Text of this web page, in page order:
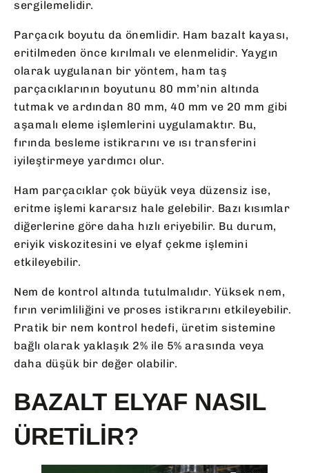
sergilemelidir.
Parçacık boyutu da önemlidir. Ham bazalt kayası,
eritilmeden önce kırılmalı ve elenmelidir. Yaygın
olarak uygulanan bir yöntem, ham taş
parçacıklarının boyutunu 80 mm’nin altında
tutmak ve ardından 80 mm, 40 mm ve 20 mm gibi
aşamalı eleme işlemlerini uygulamaktır. Bu,
fırında besleme istikrarını ve ısı transferini
iyileştirmeye yardımcı olur.
Ham parçacıklar çok büyük veya düzensiz ise,
eritme işlemi kararsız hale gelebilir. Bazı kısımlar
diğerlerine göre daha hızlı eriyebilir. Bu durum,
eriyik viskozitesini ve elyaf çekme işlemini
etkileyebilir.
Nem de kontrol altında tutulmalıdır. Yüksek nem,
fırın verimliliğini ve proses istikrarını etkileyebilir.
Pratik bir nem kontrol hedefi, üretim sistemine
bağlı olarak yaklaşık 2% ile 5% arasında veya
daha düşük bir değer olabilir.
BAZALT ELYAF NASIL
ÜRETILIR?